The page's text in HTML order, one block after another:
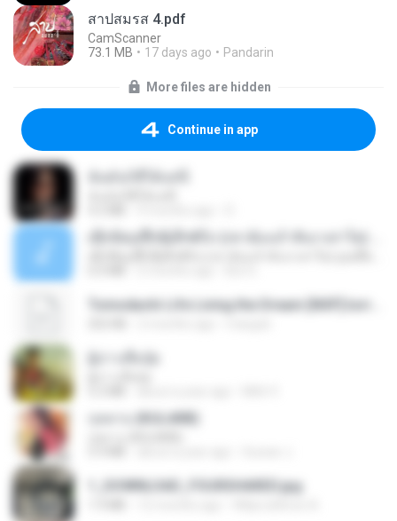
สาปสมรส 4.pdf
CamScanner
73.1 MB
17 days ago Pandarin
More files are hidden
Continue in app
กุหลาบ (KULARB)
1_DOWNLOAD_FOURSHARED.jpg